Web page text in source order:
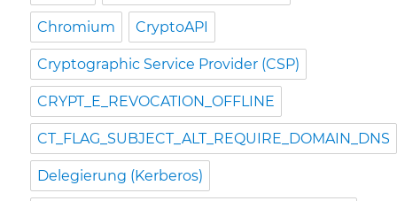
Chromium CryptoAPI
Cryptographic Service Provider (CSP)
CRYPT_E_REVOCATION_OFFLINE
CT_FLAG_SUBJECT_ALT_REQUIRE_DOMAIN_DNS
Delegierung (Kerberos)